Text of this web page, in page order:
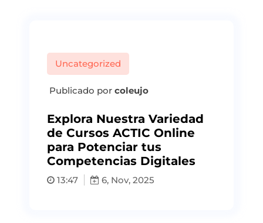
Uncategorized
Publicado por coleujo
Explora Nuestra Variedad
de Cursos ACTIC Online
para Potenciar tus
Competencias Digitales
13:47 6, Nov, 2025